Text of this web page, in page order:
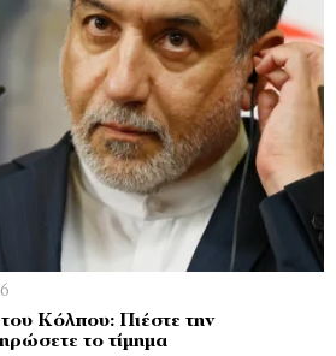
Κόλπου: Πιέστε την
το τίμημα